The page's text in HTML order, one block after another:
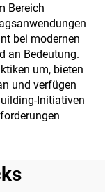
Bereich
bei modernen
an Bedeutung.
um, bieten
und verfügen
Initiativen